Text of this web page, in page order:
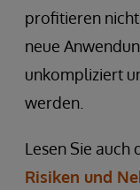
profitieren
neue
unkompliziert
werden.
Lesen Sie auch
Risiken und